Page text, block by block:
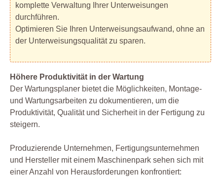
komplette Verwaltung Ihrer Unterweisungen
durchführen.
Optimieren Sie Ihren Unterweisungsaufwand, ohne an
der Unterweisungsqualität zu sparen.
Höhere Produktivität in der Wartung
Der Wartungsplaner bietet die Möglichkeiten, Montage-
und Wartungsarbeiten zu dokumentieren, um die
Produktivität, Qualität und Sicherheit in der Fertigung zu
steigern.
Produzierende Unternehmen, Fertigungsunternehmen
und Hersteller mit einem Maschinenpark sehen sich mit
einer Anzahl von Herausforderungen konfrontiert: